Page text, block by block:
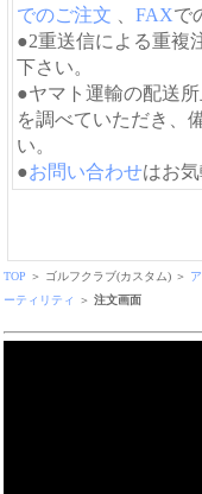
でのご注文
FAXで
●2重送信による重複
下さい。
●ヤマト運輸の配送所
を調べていただき、
い。
●お問い合わせはお
TOP ＞ ゴルフクラブ(カスタム) ＞
ーティリティ
＞ 注文画面